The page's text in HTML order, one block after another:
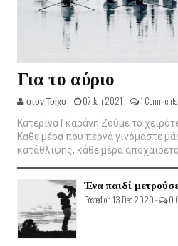
Για το αύριο
στον Τοίχο - 07 Jan 2021 - 1 Comments
Κατερίνα Γκαράνη Ζούμε το
Κάθε μέρα που περνά γινόμαστε
κατάθλιψης, κάθε μέρα
Ένα παιδί
Posted on 13 Dec 2020 - 0